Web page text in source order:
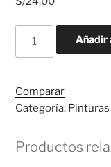
Humbrol
Italian
Red
Añadir
Comparar
Categoría: Pinturas
Productos